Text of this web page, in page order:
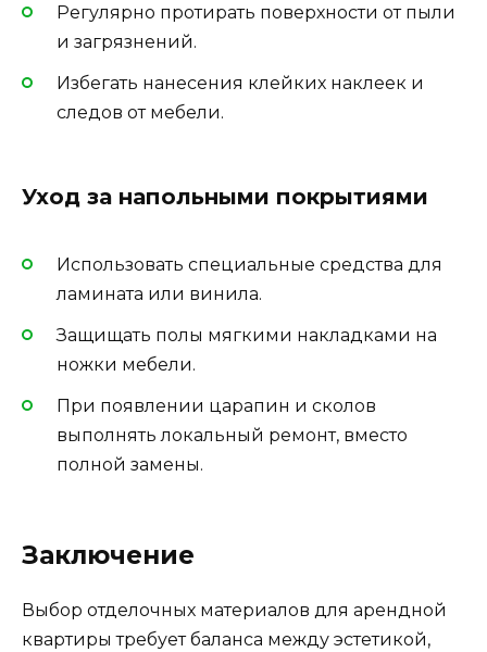
Регулярно протирать поверхности от пыли
и загрязнений.
Избегать нанесения клейких наклеек и
следов от мебели.
Уход за напольными покрытиями
Использовать специальные средства для
ламината или винила.
Защищать полы мягкими накладками на
ножки мебели.
При появлении царапин и сколов
выполнять локальный ремонт, вместо
полной замены.
Заключение
Выбор отделочных материалов для арендной
квартиры требует баланса между эстетикой,